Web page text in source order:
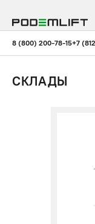
8 (800) 200-78-15+7
СКЛАДЫ